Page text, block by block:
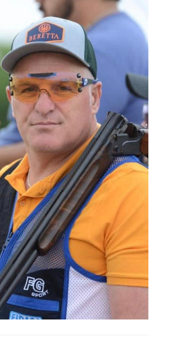
Scuole Federali
Tecnici
Direttori di Gara
Formazione
Calendario Manifestazioni
Organi di Giustizia - Dispositivi
Modelli e moduli
Albo Atleti Cinofili
Guida Locandine Ufficiali
Tiro di Campagna
English e Training Sporting
Tiro a Palla
Tiro con l'arco da caccia
Field Target